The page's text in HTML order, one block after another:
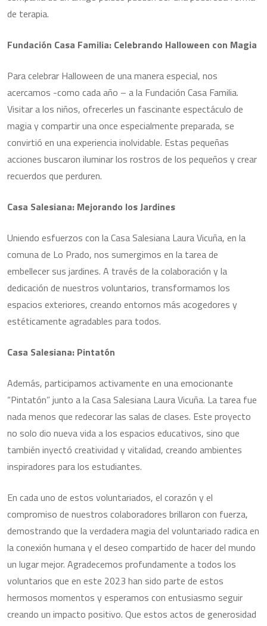
de terapia.
Fundación Casa Familia: Celebrando Halloween con Magia
Para celebrar Halloween de una manera especial, nos
acercamos -como cada año – a la Fundación Casa Familia.
Visitar a los niños, ofrecerles un fascinante espectáculo de
magia y compartir una once especialmente preparada, se
convirtió en una experiencia inolvidable. Estas pequeñas
acciones buscaron iluminar los rostros de los pequeños y crear
recuerdos que perduren.
Casa Salesiana: Mejorando los Jardines
Uniendo esfuerzos con la Casa Salesiana Laura Vicuña, en la
comuna de Lo Prado, nos sumergimos en la tarea de
embellecer sus jardines. A través de la colaboración y la
dedicación de nuestros voluntarios, transformamos los
espacios exteriores, creando entornos más acogedores y
estéticamente agradables para todos.
Casa Salesiana: Pintatón
Además, participamos activamente en una emocionante
“Pintatón” junto a la Casa Salesiana Laura Vicuña. La tarea fue
nada menos que redecorar las salas de clases. Este proyecto
no solo dio nueva vida a los espacios educativos, sino que
también inyectó creatividad y vitalidad, creando ambientes
inspiradores para los estudiantes.
En cada uno de estos voluntariados, el corazón y el
compromiso de nuestros colaboradores brillaron con fuerza,
demostrando que la verdadera magia del voluntariado radica en
la conexión humana y el deseo compartido de hacer del mundo
un lugar mejor. Agradecemos profundamente a todos los
voluntarios que en este 2023 han sido parte de estos
hermosos momentos y esperamos con entusiasmo seguir
creando un impacto positivo. Que estos actos de generosidad